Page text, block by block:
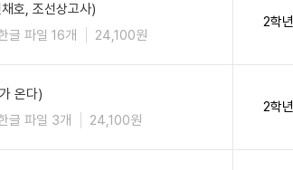
호, 조선상고사)
글 파일 16개 24,100원
2학년
온다)
글 파일 3개 24,100원
2학년